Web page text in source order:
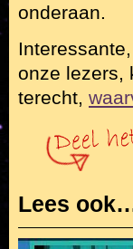
onderaan.
Interessante,
onze lezers,
terecht,
Lees